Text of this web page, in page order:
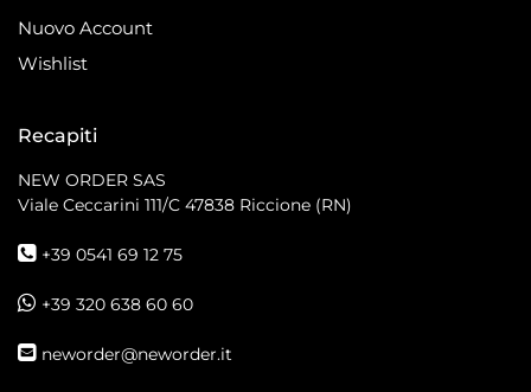
Nuovo Account
Wishlist
Recapiti
NEW ORDER SAS
Viale Ceccarini 111/C 47838 Riccione (RN)
+39 0541 69 12 75
+39 320 638 60 60
neworder@neworder.it